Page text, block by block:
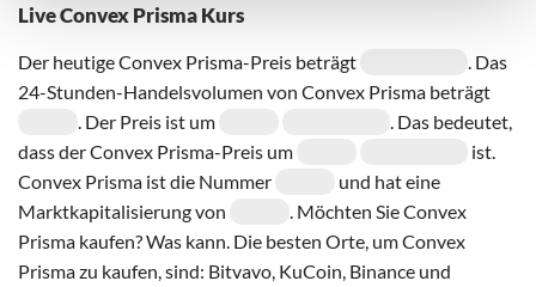
Live Convex Prisma Kurs
Der heutige Convex Prisma-Preis beträgt
. Das
24-Stunden-Handelsvolumen von Convex Prisma beträgt
. Der Preis ist um
. Das bedeutet,
dass der Convex Prisma-Preis um
ist.
Convex Prisma ist die Nummer
und hat eine
Marktkapitalisierung von
. Möchten Sie Convex
Prisma kaufen? Was kann. Die besten Orte, um Convex
Prisma zu kaufen, sind: Bitvavo, KuCoin, Binance und